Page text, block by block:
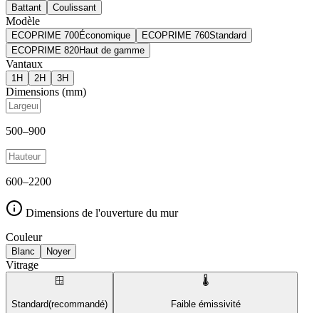
Battant Coulissant
Modèle
ECOPRIME 700Économique ECOPRIME 760Standard
ECOPRIME 820Haut de gamme
Vantaux
1 H 2H 3H
Dimensions (mm)
500–900
600–2200
Dimensions de l'ouverture du mur
Couleur
Blanc Noyer
Vitrage
🪟
Standard(recommandé)
🌡️
Faible émissivité